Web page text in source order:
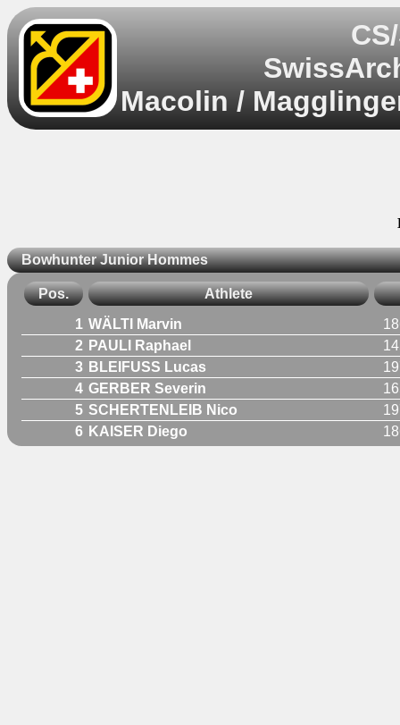
Macolin /
Bowhunter Junior Hommes
Pos. Athlete
1 WÄLTI Marvin
2 PAULI Raphael
3 BLEIFUSS Lucas
4 GERBER Severin
5 SCHERTENLEIB Nico
6 KAISER Diego